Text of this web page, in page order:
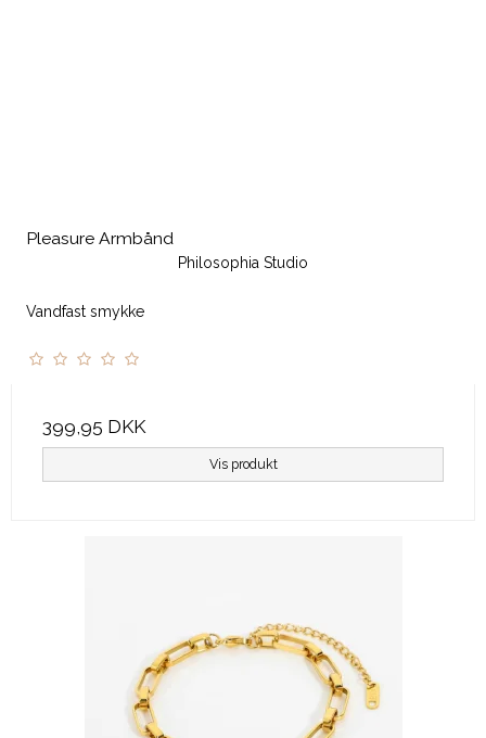
Pleasure Armbånd
Philosophia Studio
Vandfast smykke
399,95 DKK
Vis produkt